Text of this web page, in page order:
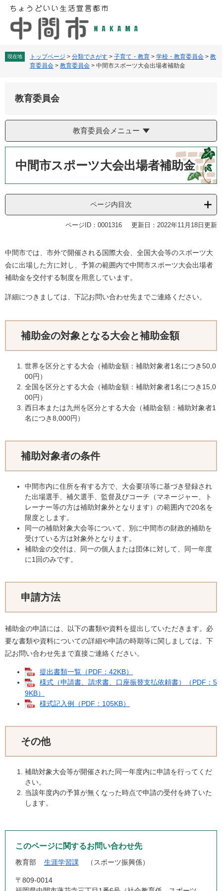
へ
現在地 トップページ > 分類でさがす > 子育て・教育 > 学校・教育委員会 > 教
育委員会 > 教育委員会 > 中間市スポーツ大会出場者補助金
教育委員会
教育委員会メニュー
中間市スポーツ大会出場者補助金
ページ内目次
ページID：0001316 更新日：2022年11月18日更新
中間市では、市外で開催される国際大会、全国大会等のスポーツ大
会に出場した方に対し、予算の範囲内で中間市スポーツ大会出場者
補助金を交付する制度を用意しています。
詳細につきましては、下記お問い合わせ先までご連絡ください。
補助金の対象となる大会と補助金額
世界を区分とする大会（補助金額：補助対象者1名につき50,0
00円）
全国を区分とする大会（補助金額：補助対象者1名につき15,0
00円）
西日本または九州を区分とする大会（補助金額：補助対象者1
名につき8,000円）
補助対象者の条件
中間市内に住所を有する方で、大会要項等に基づき登録され
た出場選手、補欠選手、監督及びコーチ（マネージャー、ト
レーナー等の方は補助対象外となります）の範囲内で20名を
限度とします。
同一の補助対象大会等について、別に中間市の財政的補助を
受けている方は対象外となります。
補助金の交付は、同一の個人または団体に対して、同一年度
に1回のみです。
申請方法
補助金の申請には、以下の書類や資料を提出していただきます。必
要な書類や資料についての詳細や申請の時期等に関しましては、下
記お問い合わせ先まで直接ご連絡ください。
提出書類一覧（PDF：42KB）
様式（申請書、請求書、口座振替支払依頼書）（PDF：5
9KB）
様式記入例（PDF：105KB）
その他
補助対象大会等が開催された同一年度内に申請を行ってくだ
さい。
当該年度内の予算が無くなった時点で申請の受付を終了いた
します。
このページに関するお問い合わせ先
教育部 生涯学習課 スポーツ振興係
〒809-0014